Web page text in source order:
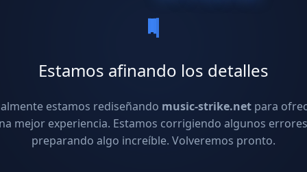
Estamos afinando los detalles
estamos rediseñando music-strike.net para
mejor experiencia. Estamos corrigiendo algunos
preparando algo increíble. Volveremos pronto.